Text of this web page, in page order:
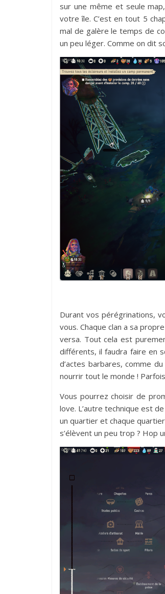
sur une même et seule
votre île. C’est en tout 5
mal de galère le temps de
un peu léger. Comme on dit
Durant vos pérégrinations,
vous. Chaque clan a sa
versa. Tout cela est
différents, il faudra faire en
d’actes barbares, comme
nourrir tout le monde !
Vous pourrez choisir de
love. L’autre technique est
un quartier et chaque
s’élèvent un peu trop ? Hop